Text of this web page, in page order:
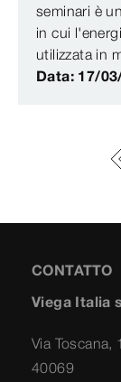
seminari è
in cui
utilizzata in
Data: 17/
CONTATTO
Viega Italia
Via Toscana,
40069